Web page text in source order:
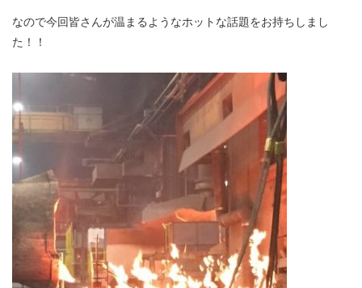
なので今回皆さんが温まるようなホットな話題をお持ちしまし
た！！